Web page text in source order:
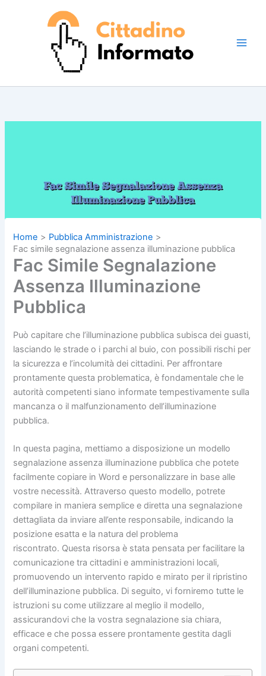
Home
Pubblica Amministrazione
Fac simile segnalazione assenza illuminazione pubblica
Fac Simile Segnalazione
Assenza Illuminazione
Pubblica
Può capitare che l’illuminazione pubblica subisca dei guasti,
lasciando le strade o i parchi al buio, con possibili rischi per
la sicurezza e l’incolumità dei cittadini. Per affrontare
prontamente questa problematica, è fondamentale che le
autorità competenti siano informate tempestivamente sulla
mancanza o il malfunzionamento dell’illuminazione
pubblica.
In questa pagina, mettiamo a disposizione un modello
segnalazione assenza illuminazione pubblica che potete
facilmente copiare in Word e personalizzare in base alle
vostre necessità. Attraverso questo modello, potrete
compilare in maniera semplice e diretta una segnalazione
dettagliata da inviare all’ente responsabile, indicando la
posizione esatta e la natura del problema
riscontrato. Questa risorsa è stata pensata per facilitare la
comunicazione tra cittadini e amministrazioni locali,
promuovendo un intervento rapido e mirato per il ripristino
dell’illuminazione pubblica. Di seguito, vi forniremo tutte le
istruzioni su come utilizzare al meglio il modello,
assicurandovi che la vostra segnalazione sia chiara,
efficace e che possa essere prontamente gestita dagli
organi competenti.